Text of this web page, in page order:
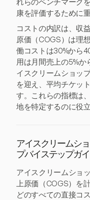
れらのベンチマーク
康を評価するために重
コストの内訳は、収
原価（COGS）は理
働コストは30%から
用は月間売上の5%か
イスクリームショッ
を迎え、平均チケッ
す。これらの指標は
地を特定するのに役立
アイスクリームシ
プバイステップガ
アイスクリームショ
上原価（COGS）を
どのすべての直接コ